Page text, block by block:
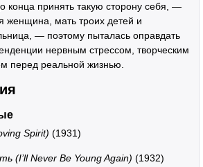
конца принять такую сторону себя, —
женщина, мать троих детей и
— поэтому пыталась оправдать
нервным стрессом, творческим
перед реальной жизнью.
Spirit) (1931)
(I’ll Never Be Young Again) (1932)